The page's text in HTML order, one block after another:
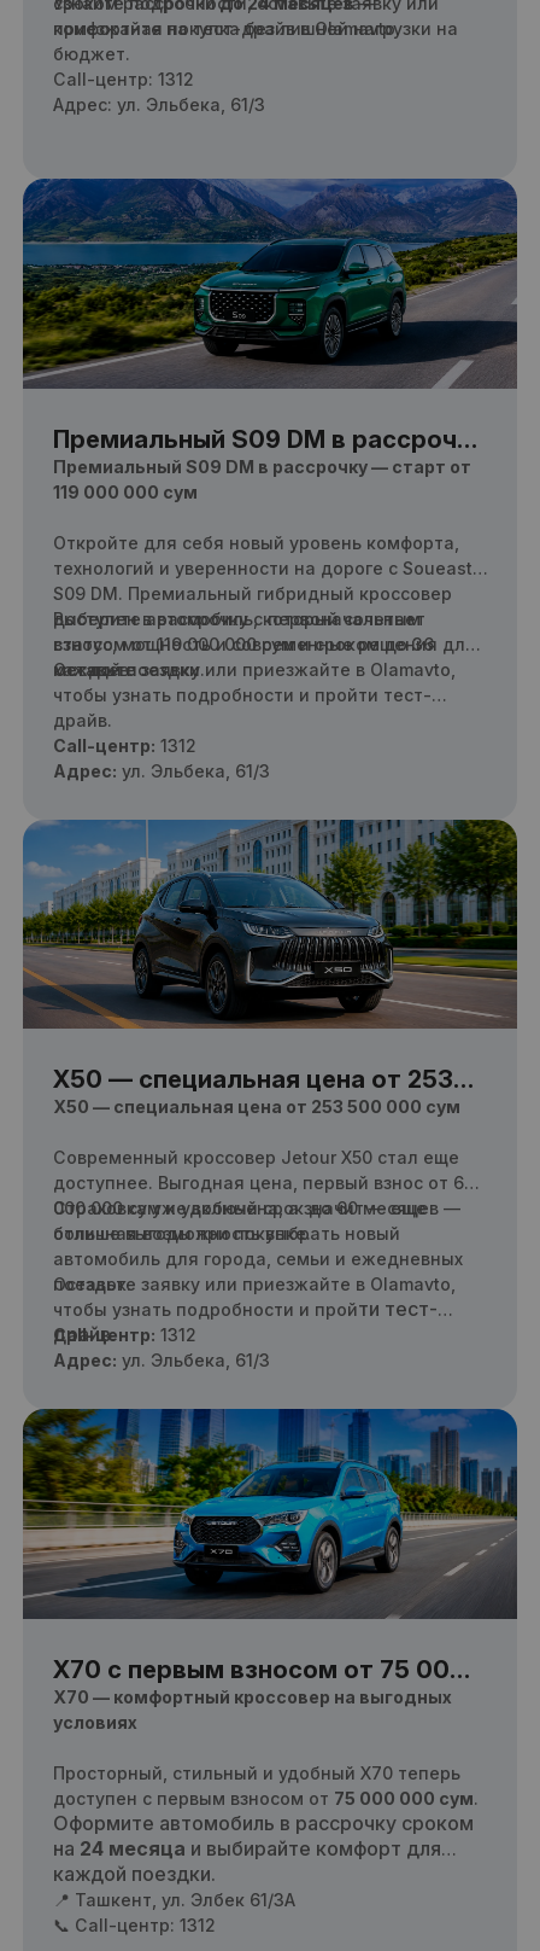
комфортная покупка без лишней нагрузки на
бюджет.
приезжайте на тест-драйв в Olamavto.
Call-центр: 1312
Адрес: ул. Эльбека, 61/3
Премиальный S09 DM в рассрочку
— старт от 119 000 000 сум
Премиальный S09 DM в рассрочку — старт от
119 000 000 сум
Откройте для себя новый уровень комфорта,
технологий и уверенности на дороге с Soueast
S09 DM. Премиальный гибридный кроссовер
доступен в рассрочку с первоначальным
взносом от 119 000 000 сум и сроком до 36
месяцев.
Выберите автомобиль, который сочетает
статус, мощность и современные решения для
каждой поездки.
Оставьте заявку или приезжайте в Olamavto,
чтобы узнать подробности и пройти тест-
драйв.
Call-центр: 1312
Адрес: ул. Эльбека, 61/3
X50 — специальная цена от 253
500 000 сум
X50 — специальная цена от 253 500 000 сум
Современный кроссовер Jetour X50 стал еще
доступнее. Выгодная цена, первый взнос от 64
000 000 сум и удобный срок до 60 месяцев —
отличная возможность выбрать новый
автомобиль для города, семьи и ежедневных
поездок.
Страховка уже включена, а значит — еще
больше выгоды при покупке.
Оставьте заявку или приезжайте в Olamavto,
чтобы узнать подробности и пройти тест-
драйв.
Call-центр: 1312
Адрес: ул. Эльбека, 61/3
X70 с первым взносом от 75 000
000 сум!
X70 — комфортный кроссовер на выгодных
условиях
Просторный, стильный и удобный X70 теперь
доступен с первым взносом от 75 000 000 сум.
Оформите автомобиль в рассрочку сроком
на 24 месяца и выбирайте комфорт для
каждой поездки.
📍 Ташкент, ул. Элбек 61/3А
📞 Call-центр: 1312